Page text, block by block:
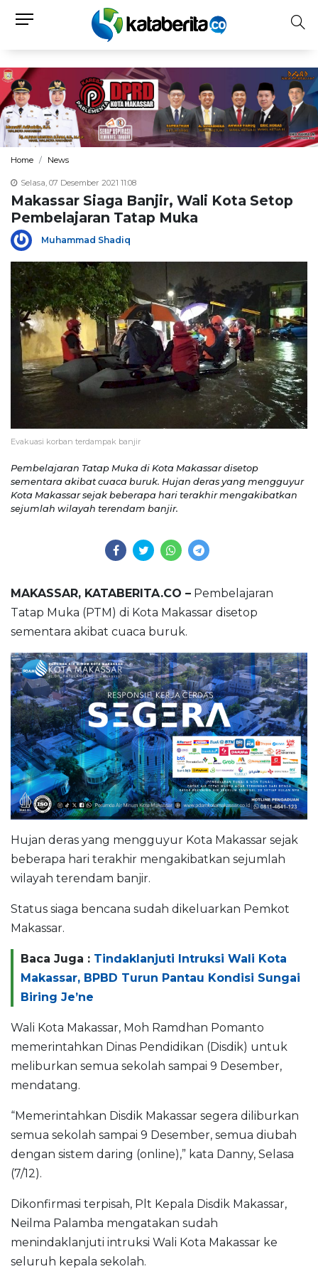
Home News
Selasa, 07 Desember 2021 11:08
Makassar Siaga Banjir, Wali Kota Setop
Pembelajaran Tatap Muka
Muhammad Shadiq
Evakuasi korban terdampak banjir
Pembelajaran Tatap Muka di Kota Makassar disetop
sementara akibat cuaca buruk. Hujan deras yang mengguyur
Kota Makassar sejak beberapa hari terakhir mengakibatkan
sejumlah wilayah terendam banjir.
MAKASSAR, KATABERITA.CO – Pembelajaran
Tatap Muka (PTM) di Kota Makassar disetop
sementara akibat cuaca buruk.
Hujan deras yang mengguyur Kota Makassar sejak
beberapa hari terakhir mengakibatkan sejumlah
wilayah terendam banjir.
Status siaga bencana sudah dikeluarkan Pemkot
Makassar.
Baca Juga : Tindaklanjuti Intruksi Wali Kota
Makassar, BPBD Turun Pantau Kondisi Sungai
Biring Je’ne
Wali Kota Makassar, Moh Ramdhan Pomanto
memerintahkan Dinas Pendidikan (Disdik) untuk
meliburkan semua sekolah sampai 9 Desember,
mendatang.
“Memerintahkan Disdik Makassar segera diliburkan
semua sekolah sampai 9 Desember, semua diubah
dengan sistem daring (online),” kata Danny, Selasa
(7/12).
Dikonfirmasi terpisah, Plt Kepala Disdik Makassar,
Neilma Palamba mengatakan sudah
menindaklanjuti intruksi Wali Kota Makassar ke
seluruh kepala sekolah.